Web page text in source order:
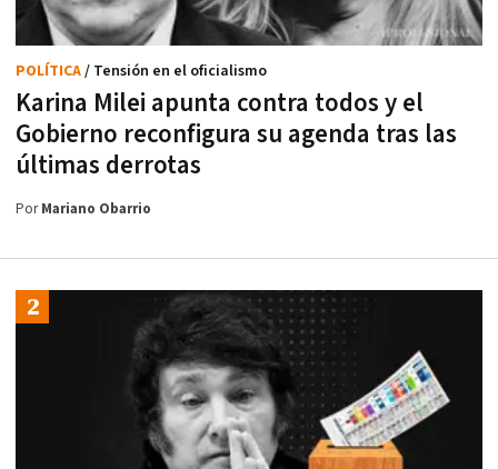
Karina Milei apunta contra todos y el
Gobierno reconfigura su agenda tras las
últimas derrotas
POLÍTICA/ Tensión en el oficialismo
PorMariano Obarrio